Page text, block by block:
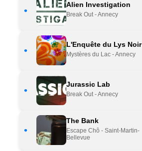
•
Alien Investigation
Break Out - Annecy
•
L'Enquête du Lys Noir
Mystères du Lac - Annecy
•
Jurassic Lab
Break Out - Annecy
•
The Bank
Escape Chô - Saint-Martin-
Bellevue